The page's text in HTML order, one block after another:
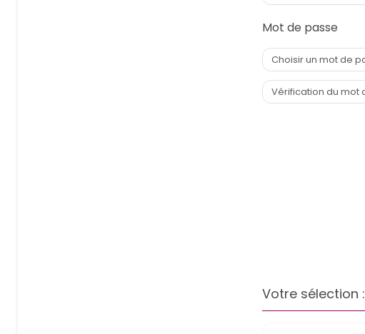
Mot de passe
Votre sélection :